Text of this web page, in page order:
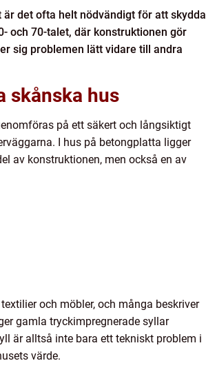
det ofta helt nödvändigt för att skydda
och 70-talet, där konstruktionen gör
sig problemen lätt vidare till andra
skånska hus
på ett säkert och långsiktigt
I hus på betongplatta ligger
av konstruktionen, men också en av
och möbler, och många beskriver
gamla tryckimpregnerade syllar
är alltså inte bara ett tekniskt problem i
värde.